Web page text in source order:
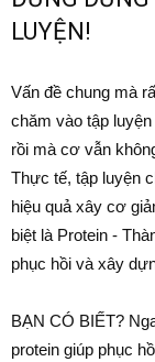
LUYỆN!
Vấn đề chung mà
chăm vào tập
rồi mà cơ vẫn
Thực tế, tập luyện
hiệu quả xây cơ
biệt là Protein -
phục hồi và xây
BẠN CÓ BIẾT?
protein giúp phục